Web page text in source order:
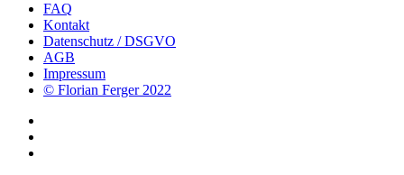
FAQ
Kontakt
Datenschutz / DSGVO
AGB
Impressum
© Florian Ferger 2022